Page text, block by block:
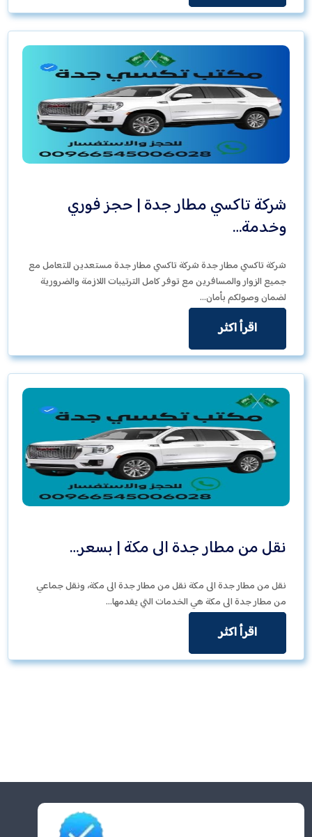
شركة تاكسي مطار جدة | حجز فوري
وخدمة…
شركة تاكسي مطار جدة شركة تاكسي مطار جدة مستعدين للتعامل مع
جميع الزوار والمسافرين مع توفر كامل الترتيبات اللازمة والضرورية
لضمان وصولكم بأمان…
اقرأ اكثر
نقل من مطار جدة الى مكة | بسعر…
نقل من مطار جدة الى مكة نقل من مطار جدة الى مكة، ونقل جماعي
من مطار جدة الى مكة هي الخدمات التي يقدمها…
اقرأ اكثر